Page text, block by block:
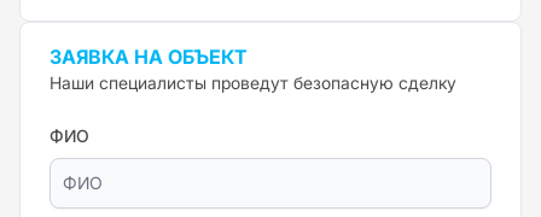
ЗАЯВКА НА ОБЪЕКТ
Наши специалисты проведут безопасную сделку
ФИО